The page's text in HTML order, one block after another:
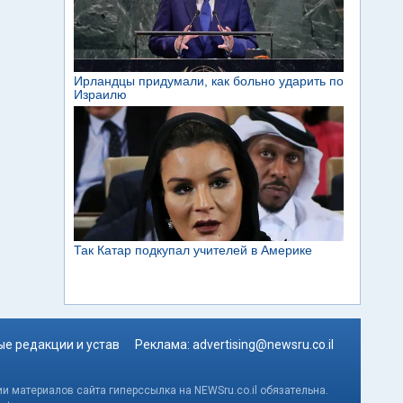
редакции и устав Реклама: advertising@newsru.co.il
сайта гиперссылка на NEWSru.co.il обязательна.